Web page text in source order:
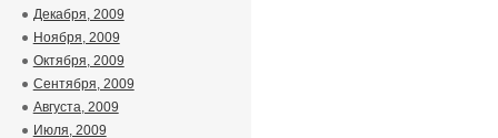
Декабря, 2009
Ноября, 2009
Октября, 2009
Сентября, 2009
Августа, 2009
Июля, 2009